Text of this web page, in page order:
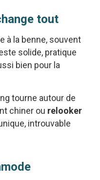
tout
à la benne, souvent
solide, pratique
bien pour la
tourne autour de
chiner ou relooker
introuvable